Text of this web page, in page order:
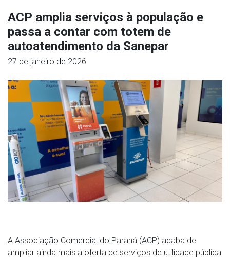
ACP amplia serviços à população e
passa a contar com totem de
autoatendimento da Sanepar
27 de janeiro de 2026
A Associação Comercial do Paraná (ACP) acaba de
ampliar ainda mais a oferta de serviços de utilidade pública